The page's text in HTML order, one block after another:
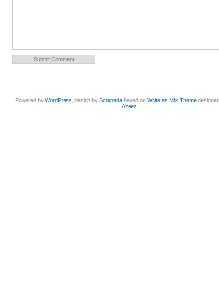
Powered byWordPress , design byScrupeda based onWhite as Milk Theme
Azeez